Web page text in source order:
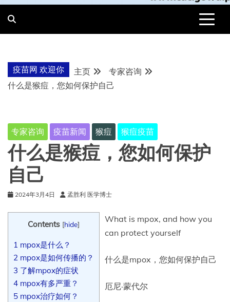
疫苗网 欢迎你 主页
专家咨询
什么是猴痘，您如何保护自己
专家咨询 疫苗新闻 猴痘 猴痘疫苗
什么是猴痘，您如何保护
自己
2024年3月4日 孟胜利 医学博士
Contents [hide]
1 mpox是什么？
2 mpox是如何传播的？
3 了解mpox的症状
4 mpox有多严重？
5 mpox治疗如何？
What is mpox, and how you
can protect yourself
什么是mpox，您如何保护自己
厄尼·蒙代尔